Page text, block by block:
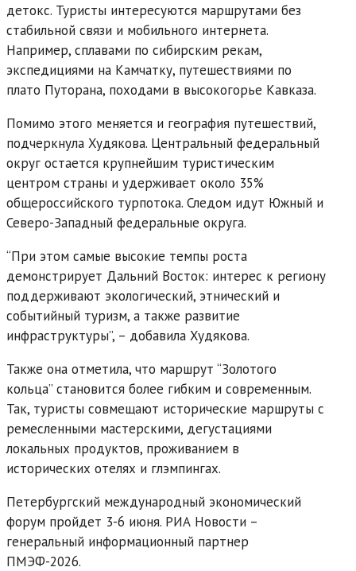
детокс. Туристы интересуются маршрутами без
стабильной связи и мобильного интернета.
Например, сплавами по сибирским рекам,
экспедициями на Камчатку, путешествиями по
плато Путорана, походами в высокогорье Кавказа.
Помимо этого меняется и география путешествий,
подчеркнула Худякова. Центральный федеральный
округ остается крупнейшим туристическим
центром страны и удерживает около 35%
общероссийского турпотока. Следом идут Южный и
Северо-Западный федеральные округа.
“При этом самые высокие темпы роста
демонстрирует Дальний Восток: интерес к региону
поддерживают экологический, этнический и
событийный туризм, а также развитие
инфраструктуры”, – добавила Худякова.
Также она отметила, что маршрут “Золотого
кольца” становится более гибким и современным.
Так, туристы совмещают исторические маршруты с
ремесленными мастерскими, дегустациями
локальных продуктов, проживанием в
исторических отелях и глэмпингах.
Петербургский международный экономический
форум пройдет 3-6 июня. РИА Новости –
генеральный информационный партнер
ПМЭФ-2026.